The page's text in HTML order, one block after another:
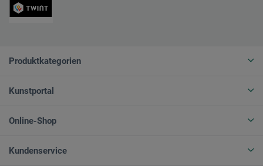
Produktkategorien
Kunstportal
Online-Shop
Kundenservice